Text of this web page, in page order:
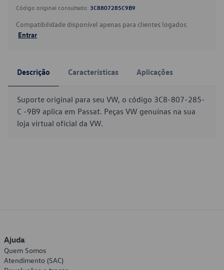
Código original consultado: 3C8807285C9B9
Compatibilidade disponível apenas para clientes logados.
Entrar
Descrição Características Aplicações
Suporte original para seu VW, o código 3C8-807-285-
C -9B9 aplica em Passat. Peças VW genuínas na sua
loja virtual oficial da VW.
Ajuda
Quem Somos
Atendimento (SAC)